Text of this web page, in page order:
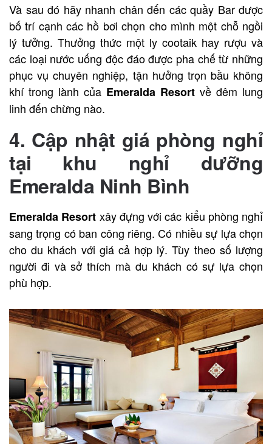
Và sau đó hãy nhanh chân đến các quầy Bar được
bố trí cạnh các hồ bơi chọn cho mình một chỗ ngồi
lý tưởng. Thưởng thức một ly cootaik hay rượu và
các loại nước uống độc đáo được pha chế từ những
phục vụ chuyên nghiệp, tận hưởng trọn bầu không
khí trong lành của Emeralda Resort về đêm lung
linh đến chừng nào.
4. Cập nhật giá phòng nghỉ
tại khu nghỉ dưỡng
Emeralda Ninh Bình
Emeralda Resort xây đựng với các kiểu phòng nghỉ
sang trọng có ban công riêng. Có nhiều sự lựa chọn
cho du khách với giá cả hợp lý. Tùy theo số lượng
người đi và sở thích mà du khách có sự lựa chọn
phù hợp.